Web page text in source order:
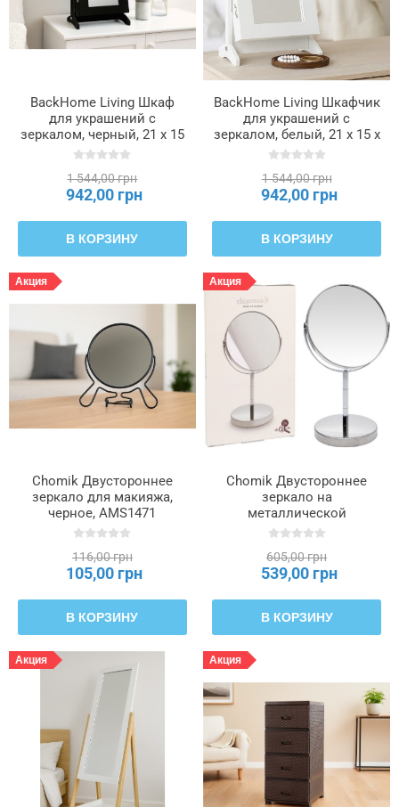
BackHome Living Шкаф
для украшений с
зеркалом, черный, 21 x 15
x 35 см, PHO8072
1 544,00 грн
942,00 грн
В КОРЗИНУ
BackHome Living Шкафчик
для украшений с
зеркалом, белый, 21 x 15 x
35 см, PHO5775
1 544,00 грн
942,00 грн
В КОРЗИНУ
Акция
Chomik Двустороннее
зеркало для макияжа,
черное, AMS1471
116,00 грн
105,00 грн
В КОРЗИНУ
Акция
Chomik Двустороннее
зеркало на
металлической
подставке, AMS5590
605,00 грн
539,00 грн
В КОРЗИНУ
Акция Акция